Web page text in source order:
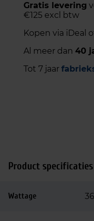
Gratis levering
€125 excl btw
Kopen via iDeal
Al meer dan 40
Tot 7 jaar
Product specificaties
Wattage 36